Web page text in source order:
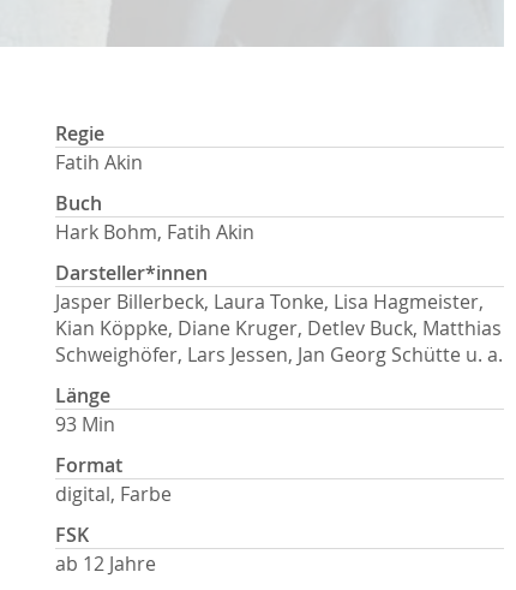
Regie
Fatih Akin
Buch
Hark Bohm, Fatih Akin
Darsteller*innen
Jasper Billerbeck, Laura Tonke, Lisa Hagmeister,
Kian Köppke, Diane Kruger, Detlev Buck, Matthias
Schweighöfer, Lars Jessen, Jan Georg Schütte u. a.
Länge
93 Min
Format
digital, Farbe
FSK
ab 12 Jahre